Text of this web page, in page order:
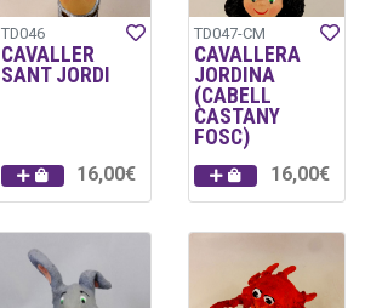
TD046
CAVALLER
SANT JORDI
16,00€
TD047-CM
CAVALLERA
JORDINA
(CABELL
CASTANY
FOSC)
16,00€